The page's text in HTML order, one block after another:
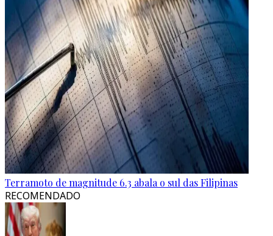
Terramoto de magnitude 6.3 abala o sul das Filipinas
RECOMENDADO